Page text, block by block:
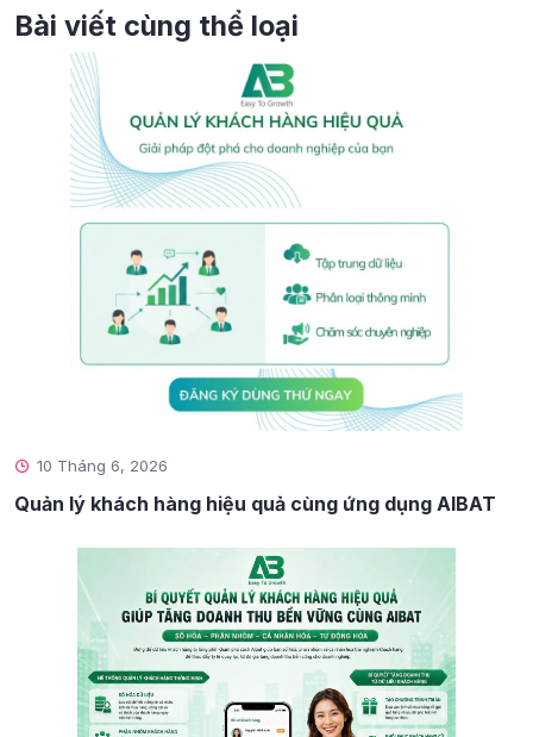
Bài viết cùng thể loại
10 Tháng 6, 2026
Quản lý khách hàng hiệu quả cùng ứng dụng AIBAT